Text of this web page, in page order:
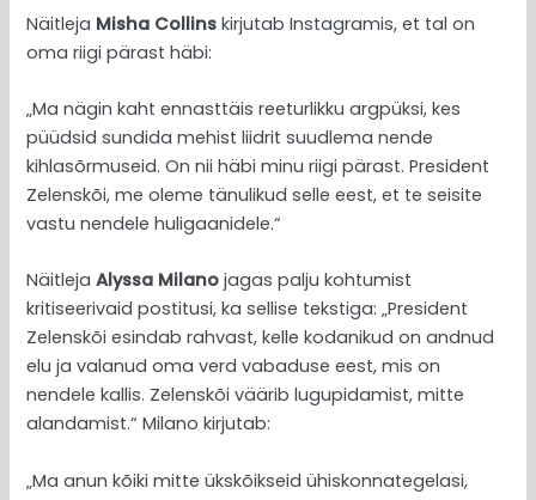
Näitleja Misha Collins kirjutab Instagramis, et tal on
oma riigi pärast häbi:
„Ma nägin kaht ennasttäis reeturlikku argpüksi, kes
püüdsid sundida mehist liidrit suudlema nende
kihlasõrmuseid. On nii häbi minu riigi pärast. President
Zelenskõi, me oleme tänulikud selle eest, et te seisite
vastu nendele huligaanidele.“
NäitlejaAlyssa Milano jagas palju kohtumist
kritiseerivaid postitusi, ka sellise tekstiga: „President
Zelenskõi esindab rahvast, kelle kodanikud on andnud
elu ja valanud oma verd vabaduse eest, mis on
nendele kallis. Zelenskõi väärib lugupidamist, mitte
alandamist.“ Milano kirjutab:
„Ma anun kõiki mitte ükskõikseid ühiskonnategelasi,